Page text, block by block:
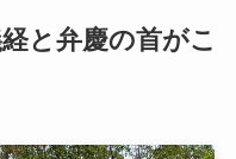
と弁慶の首がこ